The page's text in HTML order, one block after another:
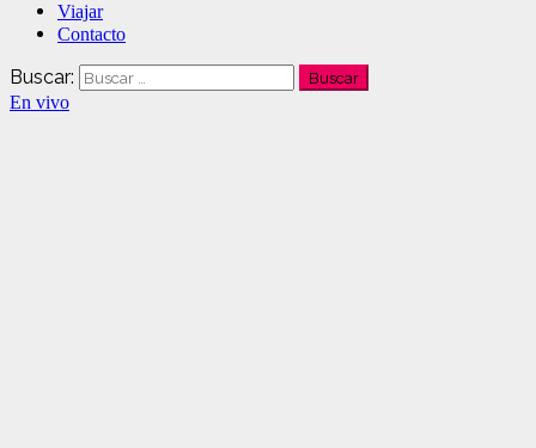
Viajar
Contacto
Buscar:
En vivo